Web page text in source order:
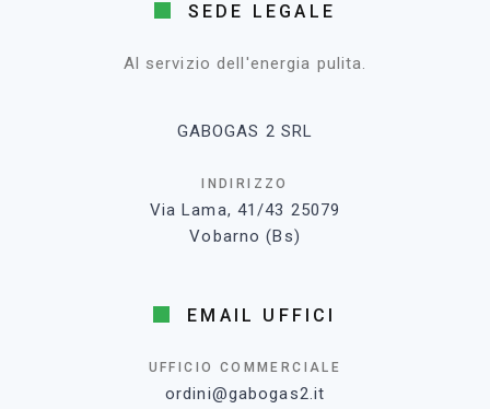
SEDE LEGALE
Al servizio dell'energia pulita.
GABOGAS 2 SRL
INDIRIZZO
Via Lama, 41/43 25079
Vobarno (Bs)
EMAIL UFFICI
UFFICIO COMMERCIALE
ordini@gabogas2.it